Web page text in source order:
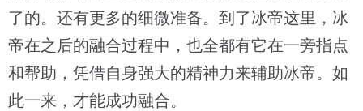
了的。还有更多的细微准备。到了冰帝这里，冰
帝在之后的融合过程中，也全都有它在一旁指点
和帮助，凭借自身强大的精神力来辅助冰帝。如
此一来，才能成功融合。